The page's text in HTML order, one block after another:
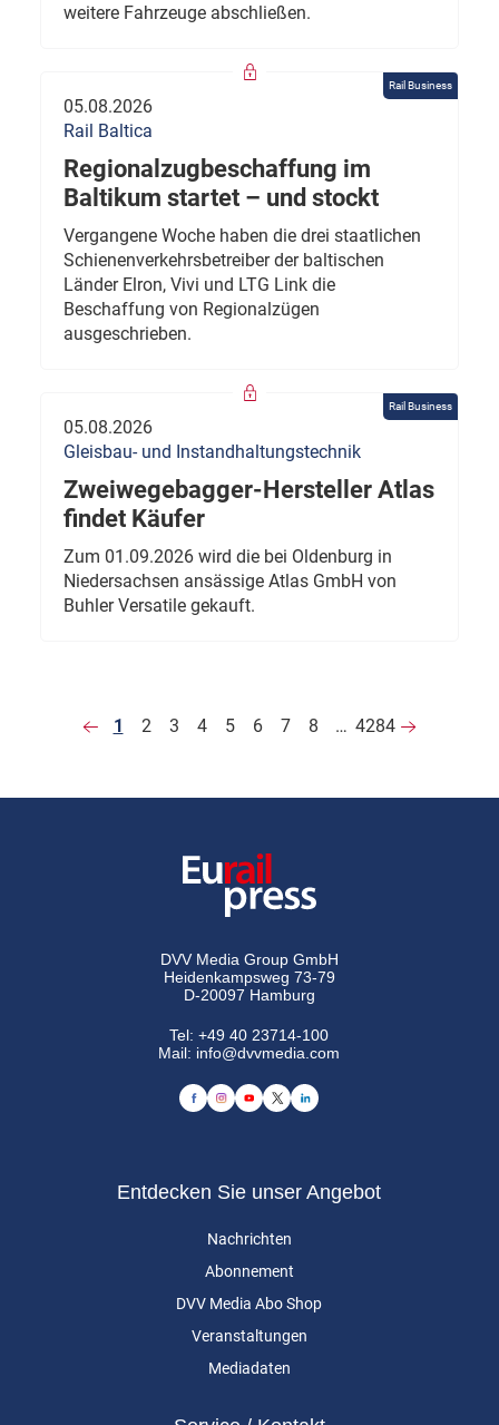
weitere Fahrzeuge abschließen.
Rail Business
05.08.2026
Rail Baltica
Regionalzugbeschaffung im
Baltikum startet – und stockt
Vergangene Woche haben die drei staatlichen
Schienenverkehrsbetreiber der baltischen
Länder Elron, Vivi und LTG Link die
Beschaffung von Regionalzügen
ausgeschrieben.
Rail Business
05.08.2026
Gleisbau- und Instandhaltungstechnik
Zweiwegebagger-Hersteller Atlas
findet Käufer
Zum 01.09.2026 wird die bei Oldenburg in
Niedersachsen ansässige Atlas GmbH von
Buhler Versatile gekauft.
1 2 3 4 5 6 7 8 … 4284
DVV Media Group GmbH
Heidenkampsweg 73-79
D-20097 Hamburg
Tel:+49 40 23714-100
Mail: info@dvvmedia.com
Entdecken Sie unser Angebot
Nachrichten
Abonnement
DVV Media Abo Shop
Veranstaltungen
Mediadaten